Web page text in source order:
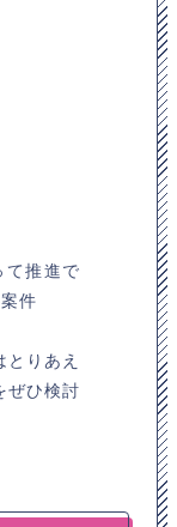
推進で
件
りあえ
ぜひ検討